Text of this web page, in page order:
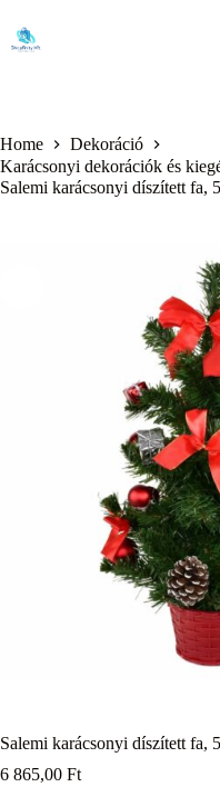
content
Home
Dekoráció
Karácsonyi dekorációk és
Salemi karácsonyi díszített fa,
Salemi karácsonyi díszített fa,
6 865,00 Ft